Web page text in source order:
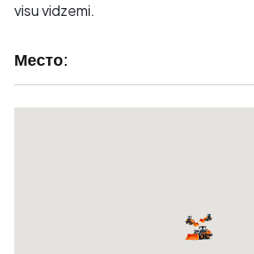
visu vidzemi.
Место: